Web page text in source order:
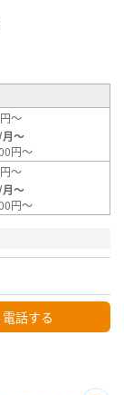
～
～
円～
～
～
円～
電話する